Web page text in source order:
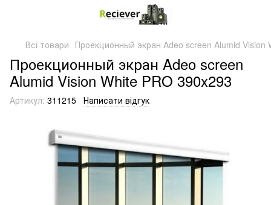
Всі товари Проекционный экран Adeo screen Alumid Vision
Проекционный экран Adeo screen
Alumid Vision White PRO 390x293
Артикул: 311215 Написати відгук